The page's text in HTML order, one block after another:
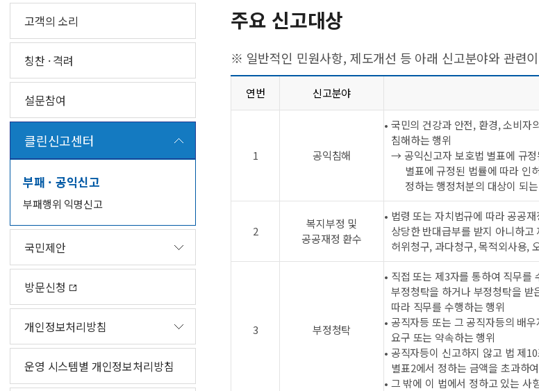
고객의 소리
칭찬 · 격려
설문참여
클린신고센터
부패 · 공익신고
부패행위 익명신고
국민제안
방문신청
개인정보처리방침
운영 시스템별 개인정보처리방침
주요 신고대상
※ 일반적인 민원사항, 제도개선 등 아래 신고분야와 관련
연번 신고분야
1 공익침해
• 국민의 건강과 안전, 환경, 소비자
침해하는 행위
→ 공익신고자 보호법 별표에 규
별표에 규정된 법률에 따라 인
정하는 행정처분의 대상이 되
2
복지부정 및
공공재정 환수
• 법령 또는 자치법규에 따라 공공
상당한 반대급부를 받지 아니하
허위청구, 과다청구, 목적외사용,
3 부정청탁
• 직접 또는 제3자를 통하여 직무
부정청탁을 하거나 부정청탁을
따라 직무를 수행하는 행위
• 공직자등 또는 그 공직자등의 배
요구 또는 약속하는 행위
• 공직자등이 신고하지 않고 법 제
별표2에서 정하는 금액을 초과하
• 그 밖에 이 법에서 정하고 있는 사